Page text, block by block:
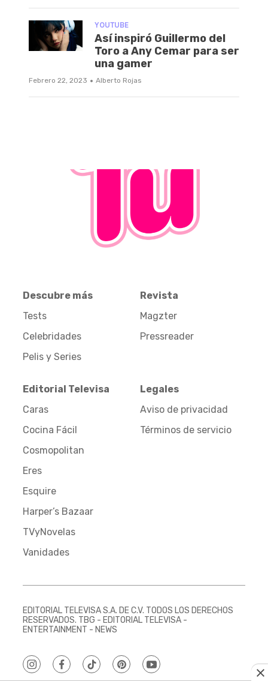
YOUTUBE
Así inspiró Guillermo del
Toro a Any Cemar para ser
una gamer
Febrero 22, 2023 · Alberto Rojas
Descubre más
Tests
Celebridades
Pelis y Series
Revista
Magzter
Pressreader
Editorial Televisa
Caras
Cocina Fácil
Cosmopolitan
Eres
Esquire
Harper’s Bazaar
TVyNovelas
Vanidades
Legales
Aviso de privacidad
Términos de servicio
EDITORIAL TELEVISA S.A. DE C.V. TODOS LOS DERECHOS
RESERVADOS. TBG - EDITORIAL TELEVISA -
ENTERTAINMENT - NEWS
instagramfacebooktiktokpinterestyoutube